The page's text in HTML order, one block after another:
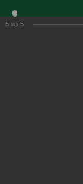
5 из 5